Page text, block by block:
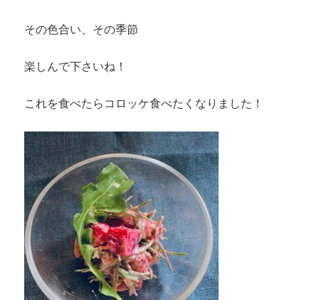
その色合い、その季節
楽しんで下さいね！
これを食べたらコロッケ食べたくなりました！